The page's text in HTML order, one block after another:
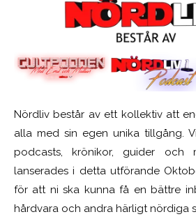
Nördliv består av ett kollektiv att
alla med sin egen unika tillgång.
podcasts, krönikor, guider och
lanserades i detta utförande
för att ni ska kunna få en bättre
hårdvara och andra härligt nördiga